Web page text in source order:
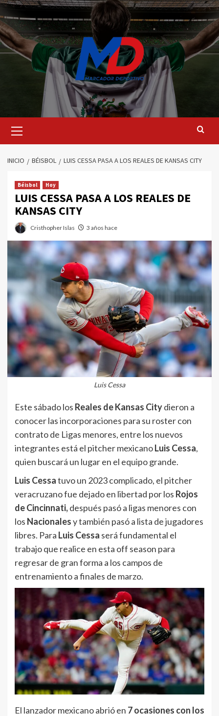
Saltar
al
contenido
principal
INICIO BÉISBOL LUIS CESSA PASA A LOS REALES DE KANSAS CITY
Béisbol Hoy
LUIS CESSA PASA A LOS REALES DE
KANSAS CITY
Cristhopher Islas 3 años hace
Luis Cessa
Este sábado los Reales de Kansas Citydieron a
conocer las incorporaciones para su roster con
contrato de Ligas menores, entre los nuevos
integrantes está el pitcher mexicanoLuis Cessa,
quien buscará un lugar en el equipo grande.
Luis Cessatuvo un 2023 complicado, el pitcher
veracruzano fue dejado en libertad por los Rojos
de Cincinnati,después pasó a ligas menores con
los Nacionalesy también pasó a lista de jugadores
libres. Para Luis Cessa será fundamental el
trabajo que realice en esta off season para
regresar de gran forma a los campos de
entrenamiento a finales de marzo.
El lanzador mexicano abrió en 7 ocasiones con los